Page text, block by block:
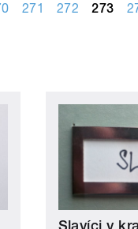
271 272 273
Slavíci v